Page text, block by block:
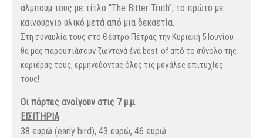
άλμπουμ τους με τίτλο “The Bitter Truth”, το πρώτο με
καινούργιο υλικό μετά από μια δεκαετία.
Στη συναυλία τους στο Θέατρο Πέτρας την Κυριακή 5 Ιουνίου
θα μας παρουσιάσουν ζωντανά ένα best-of από το σύνολο της
καριέρας τους, ερμηνεύοντας όλες τις μεγάλες επιτυχίες
τους!
Οι πόρτες ανοίγουν στις 7 μ.μ.
ΕΙΣΙΤΗΡΙΑ
38 ευρώ (early bird), 43 ευρώ, 46 ευρώ